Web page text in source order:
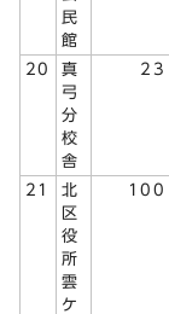
民
館
20
真
弓
分
校
舎
23
21
北
区
役
所
雲
ケ
100